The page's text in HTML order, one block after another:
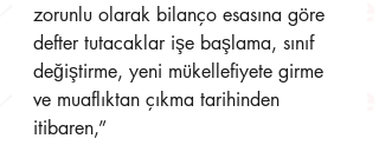
zorunlu olarak bilanço esasına göre
defter tutacaklar işe başlama, sınıf
değiştirme, yeni mükellefiyete girme
ve muaflıktan çıkma tarihinden
itibaren,”